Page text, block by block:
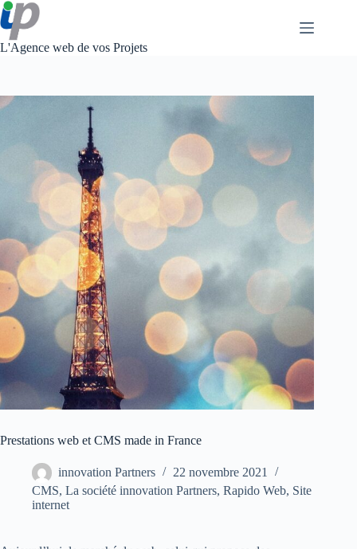
Passer
au
contenu
L'Agence web de vos Projets
Prestations web et CMS made in France
innovation Partners
22 novembre 2021
CMS, La société innovation Partners, Rapido Web, Site
internet